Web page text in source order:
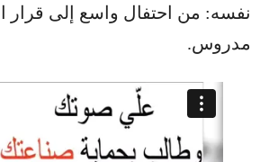
نفسه: من احتفال واسع إلى قرار
مدروس.